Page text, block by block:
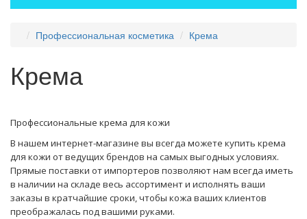
Профессиональная косметика Крема
Крема
Профессиональные крема для кожи
В нашем интернет-магазине вы всегда можете купить крема
для кожи от ведущих брендов на самых выгодных условиях.
Прямые поставки от импортеров позволяют нам всегда иметь
в наличии на складе весь ассортимент и исполнять ваши
заказы в кратчайшие сроки, чтобы кожа ваших клиентов
преображалась под вашими руками.